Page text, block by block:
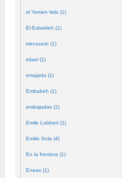
el Yemen feliz (1)
El-Esbekieh (1)
electuario (1)
eliael (1)
emajada (1)
Embabeh (1)
embajadas (1)
Emile Lubbert (1)
Emilio Sola (4)
En la frontera (1)
Eneas (1)